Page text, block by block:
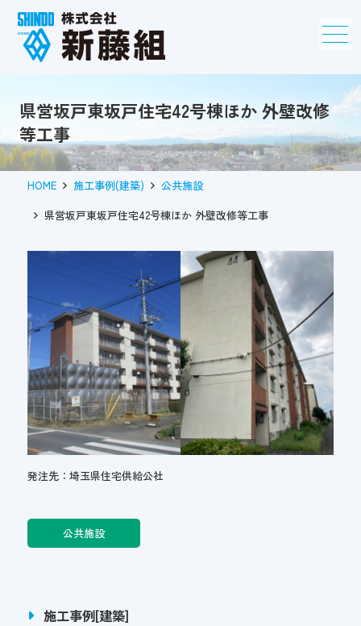
県営坂戸東坂戸住宅42号棟ほか 外壁改修
等工事
HOME 施工事例(建築)
公共施設
県営坂戸東坂戸住宅42号棟ほか 外壁改修等工事
発注先：埼玉県住宅供給公社
公共施設
施工事例[建築]